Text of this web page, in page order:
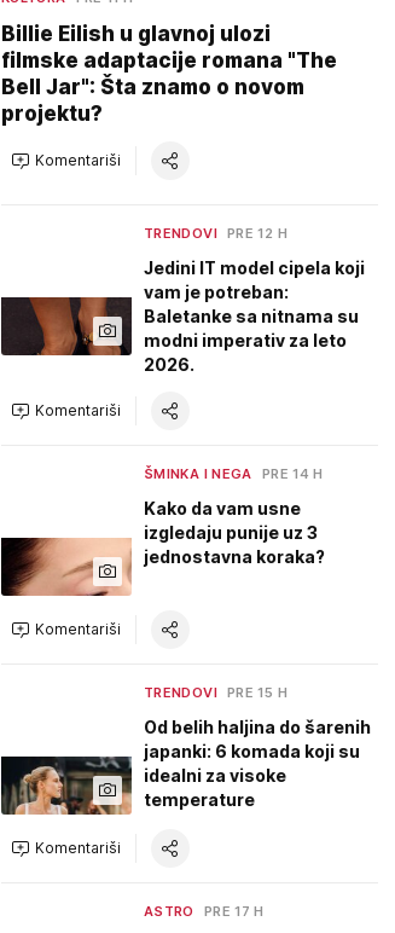
Billie Eilish u glavnoj ulozi
filmske adaptacije romana "The
Bell Jar": Šta znamo o novom
projektu?
Komentariši
TRENDOVI PRE 12 H
Jedini IT model cipela koji
vam je potreban:
Baletanke sa nitnama su
modni imperativ za leto
2026.
Komentariši
ŠMINKA I NEGA PRE 14 H
Kako da vam usne
izgledaju punije uz 3
jednostavna koraka?
Komentariši
TRENDOVI PRE 15 H
Od belih haljina do šarenih
japanki: 6 komada koji su
idealni za visoke
temperature
Komentariši
ASTRO PRE 17 H